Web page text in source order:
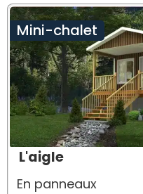
Mini-chalet
L'aigle
En panneaux